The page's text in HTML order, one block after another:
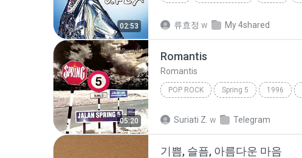
02:53 류효정 w My 4shared
05:20
Romantis
Romantis
POP ROCK Spring 5 1996
Suriati Z. w Telegram
기쁨, 슬픔, 아름다운 마음